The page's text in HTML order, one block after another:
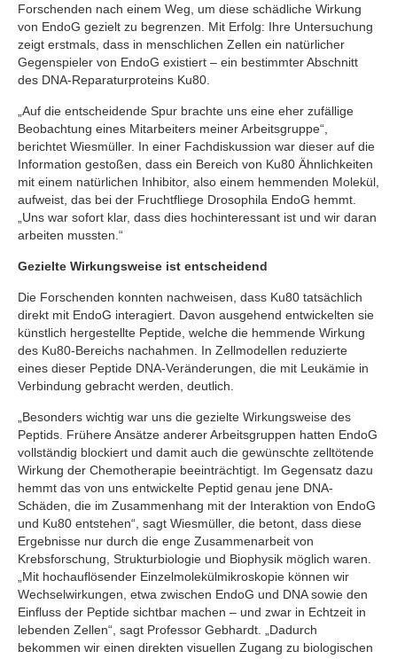
Forschenden nach einem Weg, um diese schädliche Wirkung
von EndoG gezielt zu begrenzen. Mit Erfolg: Ihre Untersuchung
zeigt erstmals, dass in menschlichen Zellen ein natürlicher
Gegenspieler von EndoG existiert – ein bestimmter Abschnitt
des DNA-Reparaturproteins Ku80.
„Auf die entscheidende Spur brachte uns eine eher zufällige
Beobachtung eines Mitarbeiters meiner Arbeitsgruppe“,
berichtet Wiesmüller. In einer Fachdiskussion war dieser auf die
Information gestoßen, dass ein Bereich von Ku80 Ähnlichkeiten
mit einem natürlichen Inhibitor, also einem hemmenden Molekül,
aufweist, das bei der Fruchtfliege Drosophila EndoG hemmt.
„Uns war sofort klar, dass dies hochinteressant ist und wir daran
arbeiten mussten.“
Gezielte Wirkungsweise ist entscheidend
Die Forschenden konnten nachweisen, dass Ku80 tatsächlich
direkt mit EndoG interagiert. Davon ausgehend entwickelten sie
künstlich hergestellte Peptide, welche die hemmende Wirkung
des Ku80-Bereichs nachahmen. In Zellmodellen reduzierte
eines dieser Peptide DNA-Veränderungen, die mit Leukämie in
Verbindung gebracht werden, deutlich.
„Besonders wichtig war uns die gezielte Wirkungsweise des
Peptids. Frühere Ansätze anderer Arbeitsgruppen hatten EndoG
vollständig blockiert und damit auch die gewünschte zelltötende
Wirkung der Chemotherapie beeinträchtigt. Im Gegensatz dazu
hemmt das von uns entwickelte Peptid genau jene DNA-
Schäden, die im Zusammenhang mit der Interaktion von EndoG
und Ku80 entstehen“, sagt Wiesmüller, die betont, dass diese
Ergebnisse nur durch die enge Zusammenarbeit von
Krebsforschung, Strukturbiologie und Biophysik möglich waren.
„Mit hochauflösender Einzelmolekülmikroskopie können wir
Wechselwirkungen, etwa zwischen EndoG und DNA sowie den
Einfluss der Peptide sichtbar machen – und zwar in Echtzeit in
lebenden Zellen“, sagt Professor Gebhardt. „Dadurch
bekommen wir einen direkten visuellen Zugang zu biologischen